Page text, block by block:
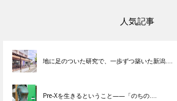
人気記事
地に足のついた研究で、一歩ずつ築いた新潟....
Pre-Xを生きるということ——「のちの....